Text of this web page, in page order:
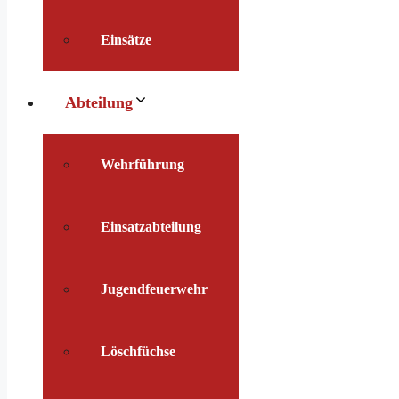
Einsätze
Abteilung
Wehrführung
Einsatzabteilung
Jugendfeuerwehr
Löschfüchse